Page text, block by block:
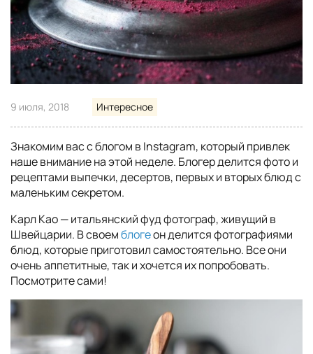
9 июля, 2018 Интересное
Знакомим вас с блогом в Instagram, который привлек
наше внимание на этой неделе. Блогер делится фото и
рецептами выпечки, десертов, первых и вторых блюд с
маленьким секретом.
Карл Као — итальянский фуд фотограф, живущий в
Швейцарии. В своемблогеон делится фотографиями
блюд, которые приготовил самостоятельно. Все они
очень аппетитные, так и хочется их попробовать.
Посмотрите сами!